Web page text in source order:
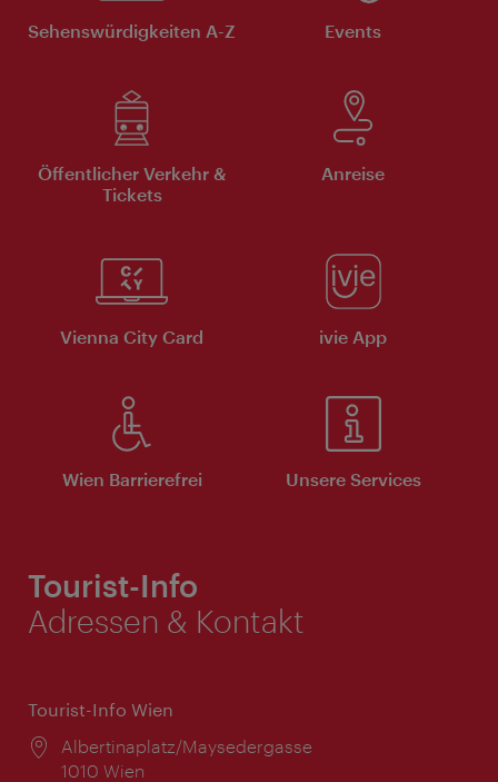
Sehenswürdigkeiten A-Z Events
Öffentlicher Verkehr &
Tickets
Anreise
Vienna City Card ivie App
Wien Barrierefrei Unsere Services
Tourist-Info
Adressen & Kontakt
Tourist-Info Wien
Ort:
Albertinaplatz/Maysedergasse
1010 Wien